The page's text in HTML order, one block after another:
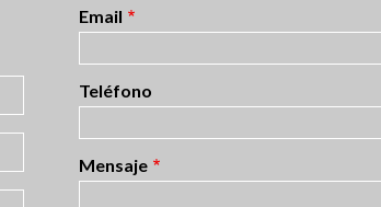
Email
Teléfono
Mensaje